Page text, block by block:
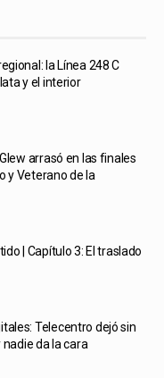
la Línea 248 C
y el interior
arrasó en las finales
y Veterano de la
| Capítulo 3: El traslado
Telecentro dejó sin
da la cara